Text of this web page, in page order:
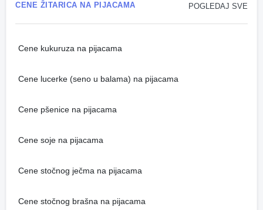
POGLEDAJ SVE
CENE ŽITARICA NA PIJACAMA
Cene kukuruza na pijacama
Cene lucerke (seno u balama) na pijacama
Cene pšenice na pijacama
Cene soje na pijacama
Cene stočnog ječma na pijacama
Cene stočnog brašna na pijacama